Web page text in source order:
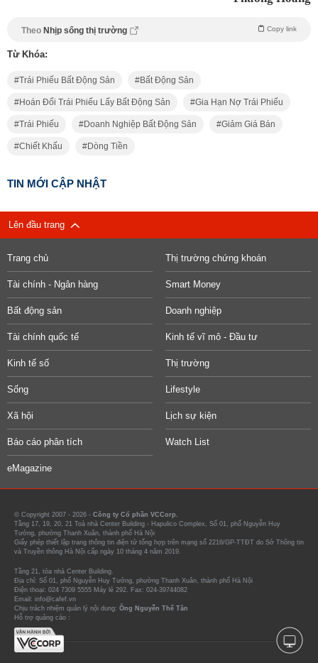
Theo Nhịp sống thị trường Copy link
Từ Khóa:
Trái Phiếu Bất Động Sản Bất Động Sản
Hoán Đổi Trái Phiếu Lấy Bất Động Sản Gia Hạn Nợ Trái Phiếu
Trái Phiếu Doanh Nghiệp Bất Động Sản Giảm Giá Bán
Chiết Khấu Dòng Tiền
TIN MỚI CẬP NHẬT
Lên đầu trang
Trang chủ Thị trường chứng khoán
Tài chính - Ngân hàng Smart Money
Bất động sản Doanh nghiệp
Tài chính quốc tế Kinh tế vĩ mô - Đầu tư
Kinh tế số Thị trường
Sống Lifestyle
Xã hội Lịch sự kiện
Báo cáo phân tích Watch List
eMagazine
© Copyright 2007 - 2026 - Công ty Cổ phần VCCorp.
Tầng 17, 19, 20, 21 Toà nhà Center Building - Hapulico Complex, Số 01, phố Nguyễn Huy
Tưởng, phường Thanh Xuân, thành phố Hà Nội
Giấy phép thiết lập trang thông tin điện tử tổng hợp trên mạng số 2216/GP-TTĐT do Sở Thông tin
và Truyền thông Hà Nội cấp ngày 10 tháng 4 năm 2019.
Tầng 21, tòa nhà Center Building.
Địa chỉ: Số 01, phố Nguyễn Huy Tưởng, phường Thanh Xuân, thành phố Hà Nội
Điện thoại: 024 7309 5555 Máy lẻ 292. Fax: 024-39744082
Email: info@cafef.vn
Chịu trách nhiệm quản lý nội dung: Ông Nguyễn Thế Tân
Hỗ trợ quảng cáo :